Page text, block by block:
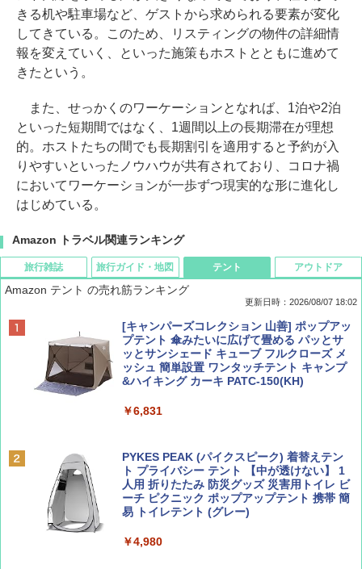
きる机や駐車場など、ゲストから求められる要素が変化
してきている。このため、リスティングの物件の詳細情
報を変えていく、といった施策もホストとともに進めて
きたという。
また、せっかくのワーケーションとなれば、1泊や2泊
といった短期間ではなく、1週間以上の長期滞在が理想
的。ホストたちの間でも長期割引を適用すると予約が入
りやすいといったノウハウが共有されており、コロナ禍
においてワーケーションが一歩ずつ現実的な形に進化し
はじめている。
Amazon トラベル関連ランキング
旅行雑誌
ディズニーファン ２０２６年 ９月号 [雑
誌] (ＤＩＳＮＥＹ ＦＡＮ)
￥713
￥1,500
旅行ガイド・地図
僕が見た未来【完全版】
￥0
￥2,079
球の歩き方A ヨーロッパ
テント
Amazon テント の売れ筋ランキング
更新日時：2026/08/07 18:02
[キャンパーズコレクション 山善] ポップアッ
プテント 傘みたいに広げて畳める パッとサ
ッとサンシェード キューブ フルクローズ メ
ッシュ 簡単設置 ワンタッチテント キャンプ
&ハイキング カーキ PATC-150(KH)
￥6,831
PYKES PEAK (パイクスピーク) 着替えテン
ト プライバシー テント 【中が透けない】 1
人用 折りたたみ 防災グッズ 災害用トイレ ビ
ーチ ピクニック ポップアップテント 携帯 簡
易 トイレテント (グレー)
￥4,980
アウトドア